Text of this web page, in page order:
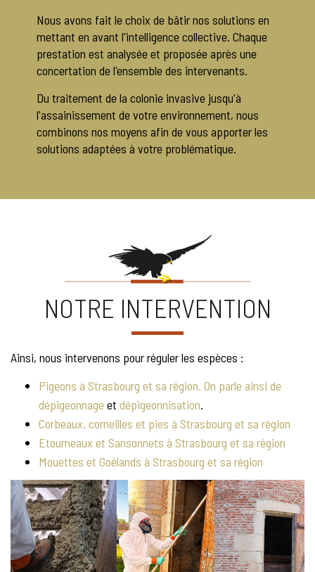
Nous avons fait le choix de bâtir nos solutions en
mettant en avant l'intelligence collective. Chaque
prestation est analysée et proposée après une
concertation de l'ensemble des intervenants.
Du traitement de la colonie invasive jusqu'à
l'assainissement de votre environnement, nous
combinons nos moyens afin de vous apporter les
solutions adaptées à votre problématique.
NOTRE INTERVENTION
Ainsi, nous intervenons pour réguler les espèces :
Pigeons à Strasbourg et sa région. On parle ainsi de
dépigeonnageet dépigeonnisation.
Corbeaux, corneilles et pies à Strasbourg et sa région
Etourneaux et Sansonnets à Strasbourg et sa région
Mouettes et Goélands à Strasbourg et sa région